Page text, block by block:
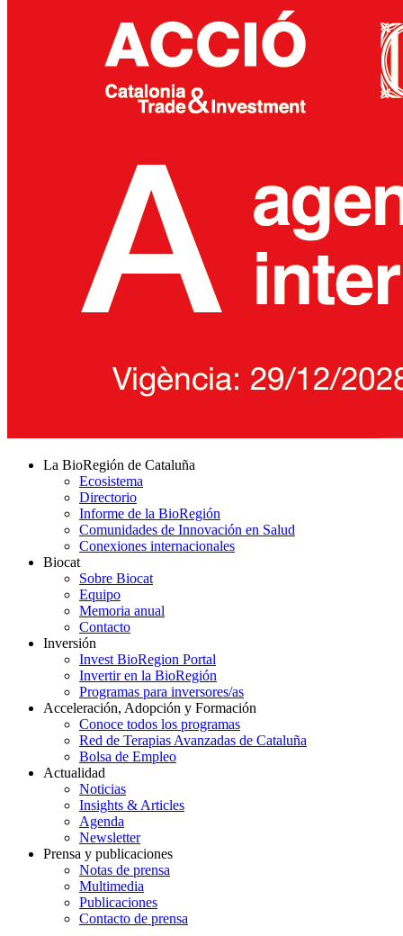
La BioRegión de Cataluña
Ecosistema
Directorio
Informe de la BioRegión
Comunidades de Innovación en Salud
Conexiones internacionales
Biocat
Sobre Biocat
Equipo
Memoria anual
Contacto
Inversión
Invest BioRegion Portal
Invertir en la BioRegión
Programas para inversores/as
Acceleración, Adopción y Formación
Conoce todos los programas
Red de Terapias Avanzadas de Cataluña
Bolsa de Empleo
Actualidad
Noticias
Insights & Articles
Agenda
Newsletter
Prensa y publicaciones
Notas de prensa
Multimedia
Publicaciones
Contacto de prensa